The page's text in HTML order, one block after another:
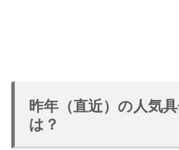
昨年（直近）の人気
は？